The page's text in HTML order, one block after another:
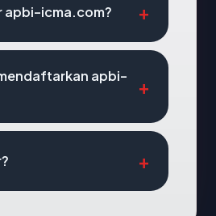
apbi-icma.com?
apbi-